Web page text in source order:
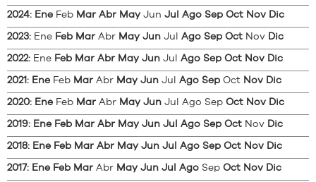
2024: Ene Feb Mar Abr May Jun Jul Ago Sep Oct Nov Dic
2023: Ene Feb Mar Abr May Jun Jul Ago Sep Oct Nov Dic
2022: Ene Feb Mar Abr May Jun Jul Ago Sep Oct Nov Dic
2021: Ene Feb Mar Abr May Jun Jul Ago Sep Oct Nov Dic
2020: Ene Feb Mar Abr May Jun Jul Ago Sep Oct Nov Dic
2019: Ene Feb Mar Abr May Jun Jul Ago Sep Oct Nov Dic
2018: Ene Feb Mar Abr May Jun Jul Ago Sep Oct Nov Dic
2017: Ene Feb Mar Abr May Jun Jul Ago Sep Oct Nov Dic